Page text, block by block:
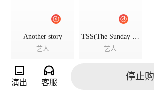
Another story
艺人
TSS(The Sunday Sadness)
艺人
演出 客服
停止